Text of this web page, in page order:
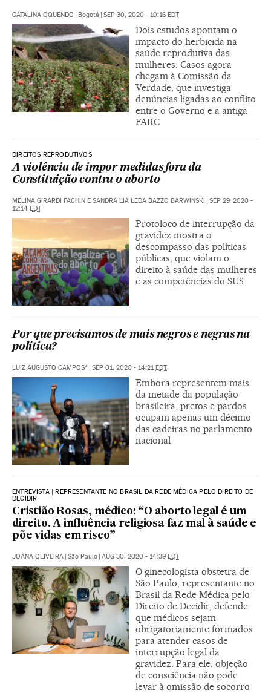
CATALINA OQUENDO | Bogotá | SEP 30, 2020 - 10:16 EDT
Dois estudos apontam o
impacto do herbicida na
saúde reprodutiva das
mulheres. Casos agora
chegam à Comissão da
Verdade, que investiga
denúncias ligadas ao conflito
entre o Governo e a antiga
FARC
DIREITOS REPRODUTIVOS
A violência de impor medidas fora da
Constituição contra o aborto
MELINA GIRARDI FACHIN E SANDRA LIA LEDA BAZZO BARWINSKI | SEP 29, 2020 -
12:14 EDT
Protoloco de interrupção da
gravidez mostra o
descompasso das políticas
públicas, que violam o
direito à saúde das mulheres
e as competências do SUS
Por que precisamos de mais negros e negras na
política?
LUIZ AUGUSTO CAMPOS* | SEP 01, 2020 - 14:21EDT
Embora representem mais
da metade da população
brasileira, pretos e pardos
ocupam apenas um décimo
das cadeiras no parlamento
nacional
ENTREVISTA | REPRESENTANTE NO BRASIL DA REDE MÉDICA PELO DIREITO DE
DECIDIR
Cristião Rosas, médico: “O aborto legal é um
direito. A influência religiosa faz mal à saúde e
põe vidas em risco”
JOANA OLIVEIRA | São Paulo | AUG 30, 2020 - 14:39 EDT
O ginecologista obstetra de
São Paulo, representante no
Brasil da Rede Médica pelo
Direito de Decidir, defende
que médicos sejam
obrigatoriamente formados
para atender casos de
interrupção legal da
gravidez. Para ele, objeção
de consciência não pode
levar à omissão de socorro